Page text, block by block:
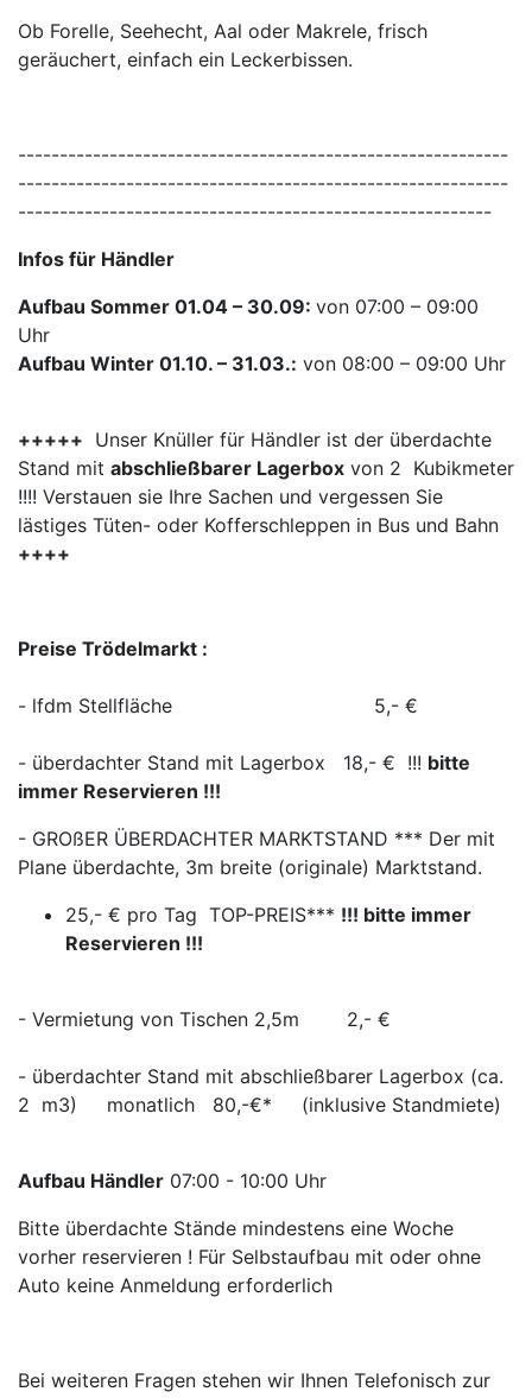
Ob Forelle, Seehecht, Aal oder Makrele, frisch
geräuchert, einfach ein Leckerbissen.
-----------------------------------------------------------
-----------------------------------------------------------
---------------------------------------------------------
Infos für Händler
Aufbau Sommer 01.04 – 30.09: von 07:00 – 09:00
Uhr
Aufbau Winter 01.10. – 31.03.: von 08:00 – 09:00 Uhr
+++++ Unser Knüller für Händler ist der überdachte
Stand mit abschließbarer Lagerbox von 2 Kubikmeter
!!!! Verstauen sie Ihre Sachen und vergessen Sie
lästiges Tüten- oder Kofferschleppen in Bus und Bahn
++++
Preise Trödelmarkt :
- lfdm Stellfläche 5,- €
- überdachter Stand mit Lagerbox 18,- € !!! bitte
immer Reservieren !!!
- GROßER ÜBERDACHTER MARKTSTAND *** Der mit
Plane überdachte, 3m breite (originale) Marktstand.
25,- € pro Tag TOP-PREIS*** !!! bitte immer
Reservieren !!!
- Vermietung von Tischen 2,5m 2,- €
- überdachter Stand mit abschließbarer Lagerbox (ca.
2 m3) monatlich 80,-€* (inklusive Standmiete)
Aufbau Händler 07:00 - 10:00 Uhr
Bitte überdachte Stände mindestens eine Woche
vorher reservieren ! Für Selbstaufbau mit oder ohne
Auto keine Anmeldung erforderlich
Bei weiteren Fragen stehen wir Ihnen Telefonisch zur